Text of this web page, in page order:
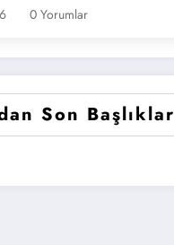
0 Yorumlar
Son Başlıklar